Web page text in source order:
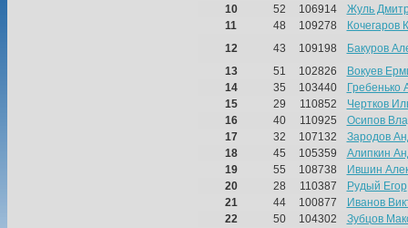
10
52 106914
Жуль
11
48 109278
Кочегаров
12
43 109198
Бакуров
13
51 102826
Вокуев
14
35 103440
Гребенько
15
29 110852
Чертков
16
40 110925
Осипов
17
32 107132
Зародов
18
45 105359
Алипкин
19
55 108738
Ившин
20
28 110387
Рудый Егор
21
44 100877
Иванов
22
50 104302
Зубцов